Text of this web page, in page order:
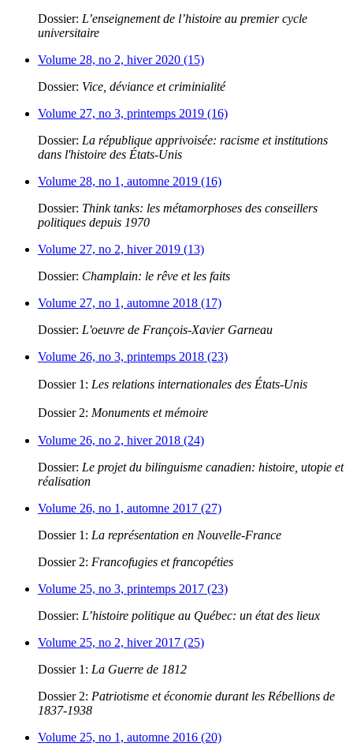
Dossier: L’enseignement de l’histoire au premier cycle
universitaire
Volume 28, no 2, hiver 2020 (15)
Dossier: Vice, déviance et criminialité
Volume 27, no 3, printemps 2019 (16)
Dossier: La république apprivoisée: racisme et institutions
dans l'histoire des États-Unis
Volume 28, no 1, automne 2019 (16)
Dossier: Think tanks: les métamorphoses des conseillers
politiques depuis 1970
Volume 27, no 2, hiver 2019 (13)
Dossier: Champlain: le rêve et les faits
Volume 27, no 1, automne 2018 (17)
Dossier: L'oeuvre de François-Xavier Garneau
Volume 26, no 3, printemps 2018 (23)
Dossier 1: Les relations internationales des États-Unis
Dossier 2: Monuments et mémoire
Volume 26, no 2, hiver 2018 (24)
Dossier: Le projet du bilinguisme canadien: histoire, utopie et
réalisation
Volume 26, no 1, automne 2017 (27)
Dossier 1: La représentation en Nouvelle-France
Dossier 2: Francofugies et francopéties
Volume 25, no 3, printemps 2017 (23)
Dossier: L’histoire politique au Québec: un état des lieux
Volume 25, no 2, hiver 2017 (25)
Dossier 1: La Guerre de 1812
Dossier 2: Patriotisme et économie durant les Rébellions de
1837-1938
Volume 25, no 1, automne 2016 (20)